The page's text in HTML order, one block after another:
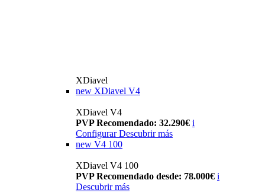
XDiavel
new XDiavel V4
XDiavel V4
PVP Recomendado: 32.290€ i
Configurar Descubrir más
new V4 100
XDiavel V4 100
PVP Recomendado desde: 78.000€ i
Descubrir más